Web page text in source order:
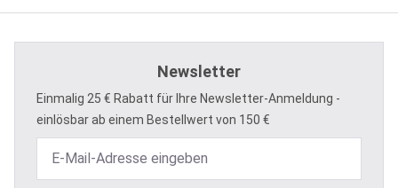
Newsletter
Einmalig 25 € Rabatt für Ihre Newsletter-Anmeldung -
einlösbar ab einem Bestellwert von 150 €